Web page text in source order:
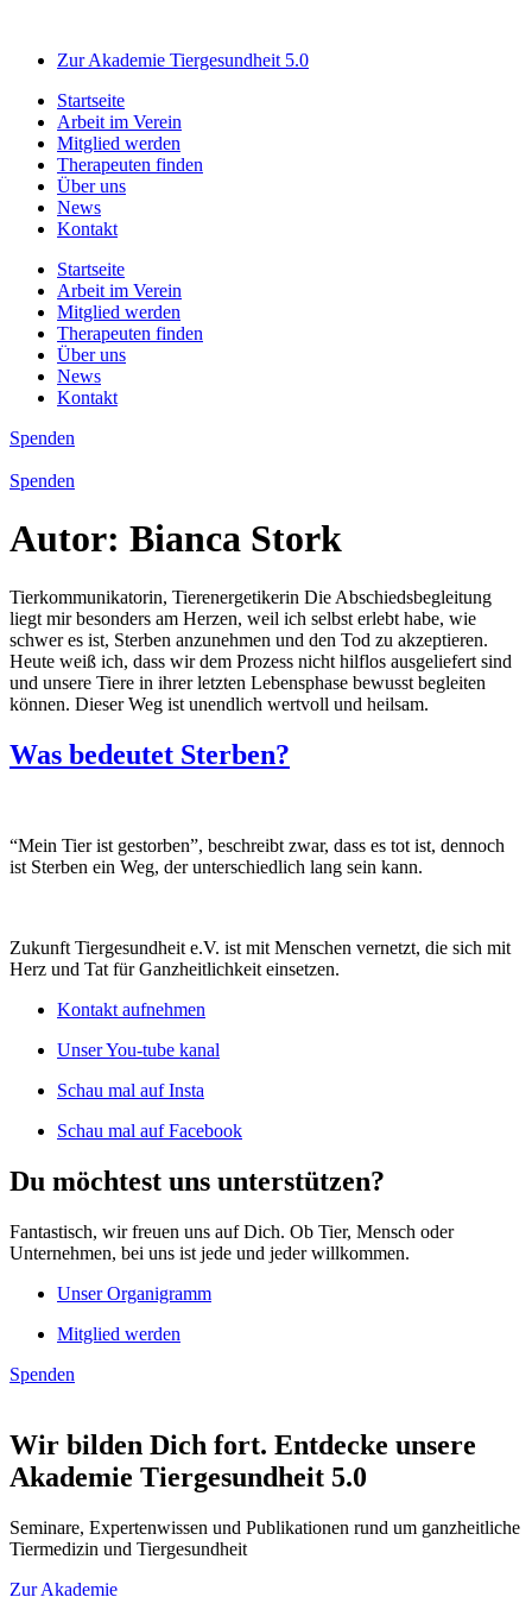
springenZur Akademie Tiergesundheit 5.0
Startseite
Arbeit im Verein
Mitglied werden
Therapeuten finden
Über uns
News
Kontakt
Startseite
Arbeit im Verein
Mitglied werden
Therapeuten finden
Über uns
News
Kontakt
Spenden
Spenden
Autor: Bianca Stork
Tierkommunikatorin, Tierenergetikerin Die Abschiedsbegleitung
liegt mir besonders am Herzen, weil ich selbst erlebt habe, wie
schwer es ist, Sterben anzunehmen und den Tod zu akzeptieren.
Heute weiß ich, dass wir dem Prozess nicht hilflos ausgeliefert sind
und unsere Tiere in ihrer letzten Lebensphase bewusst begleiten
können. Dieser Weg ist unendlich wertvoll und heilsam.
Was bedeutet Sterben?
“Mein Tier ist gestorben”, beschreibt zwar, dass es tot ist, dennoch
ist Sterben ein Weg, der unterschiedlich lang sein kann.
Zukunft Tiergesundheit e.V. ist mit Menschen vernetzt, die sich mit
Herz und Tat für Ganzheitlichkeit einsetzen.
Kontakt aufnehmen
Unser You-tube kanal
Schau mal auf Insta
Schau mal auf Facebook
Du möchtest uns unterstützen?
Fantastisch, wir freuen uns auf Dich. Ob Tier, Mensch oder
Unternehmen, bei uns ist jede und jeder willkommen.
Unser Organigramm
Mitglied werden
Spenden
Wir bilden Dich fort. Entdecke unsere
Akademie Tiergesundheit 5.0
Seminare, Expertenwissen und Publikationen rund um ganzheitliche
Tiermedizin und Tiergesundheit
Zur Akademie